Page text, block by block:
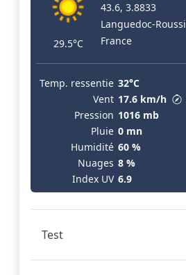
29.5°C
43.6, 3.8833
Languedoc-
France
Temp. ressentie 32°C
Vent 17.6 km/h
Pression 1016 mb
Pluie 0 mn
Humidité 60 %
Nuages 8 %
Index UV 6.9
Test